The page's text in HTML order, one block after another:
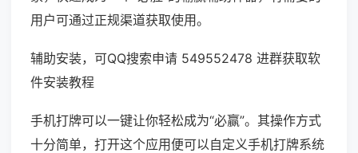
用户可通过正规渠道获取使用。
辅助安装，可QQ搜索申请 549552478 进群获取软
件安装教程
手机打牌可以一键让你轻松成为“必赢”。其操作方式
十分简单，打开这个应用便可以自定义手机打牌系统